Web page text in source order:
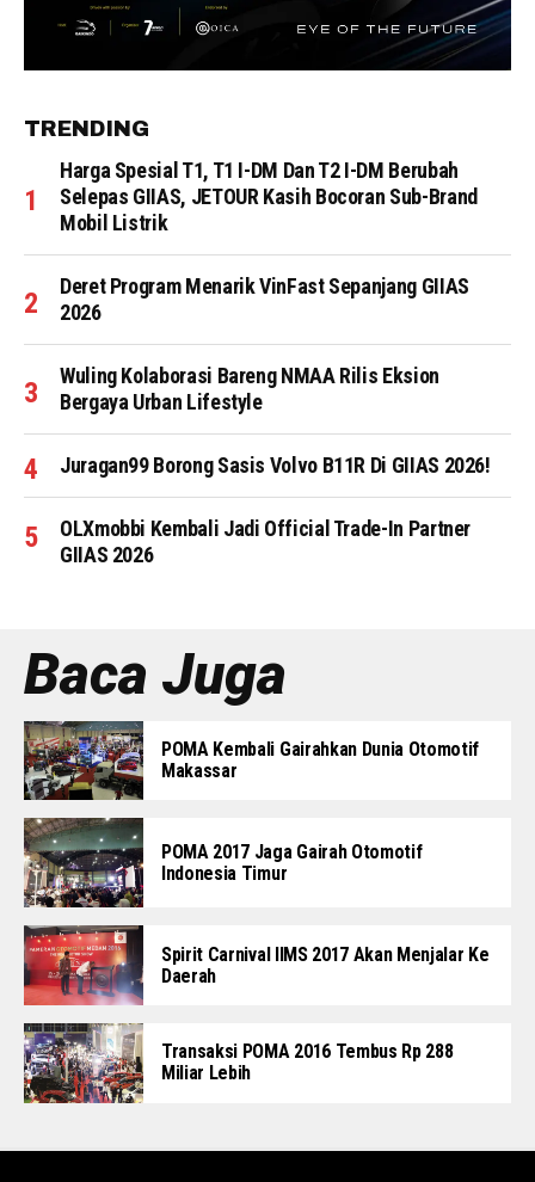
TRENDING
Harga Spesial T1, T1 I-DM Dan T2 I-DM Berubah
Selepas GIIAS, JETOUR Kasih Bocoran Sub-Brand
Mobil Listrik
Deret Program Menarik VinFast Sepanjang GIIAS
2026
Wuling Kolaborasi Bareng NMAA Rilis Eksion
Bergaya Urban Lifestyle
Juragan99 Borong Sasis Volvo B11R Di GIIAS 2026!
OLXmobbi Kembali Jadi Official Trade-In Partner
GIIAS 2026
Baca Juga
POMA Kembali Gairahkan Dunia Otomotif
Makassar
POMA 2017 Jaga Gairah Otomotif
Indonesia Timur
Spirit Carnival IIMS 2017 Akan Menjalar Ke
Daerah
Transaksi POMA 2016 Tembus Rp 288
Miliar Lebih